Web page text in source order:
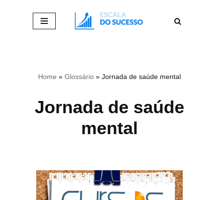
Home » Glossário » Jornada de saúde mental
Jornada de saúde
mental